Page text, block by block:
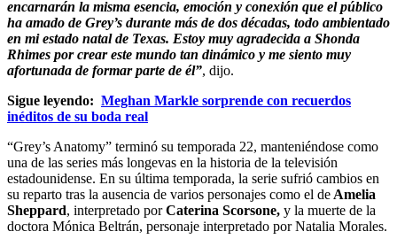
encarnarán la misma esencia, emoción y conexión que el público
ha amado de Grey’s durante más de dos décadas, todo ambientado
en mi estado natal de Texas. Estoy muy agradecida a Shonda
Rhimes por crear este mundo tan dinámico y me siento muy
afortunada de formar parte de él”, dijo.
Sigue leyendo: Meghan Markle sorprende con recuerdos
inéditos de su boda real
“Grey’s Anatomy” terminó su temporada 22, manteniéndose como
una de las series más longevas en la historia de la televisión
estadounidense. En su última temporada, la serie sufrió cambios en
su reparto tras la ausencia de varios personajes como el de Amelia
Sheppard, interpretado porCaterina Scorsone, y la muerte de la
doctora Mónica Beltrán, personaje interpretado por Natalia Morales.